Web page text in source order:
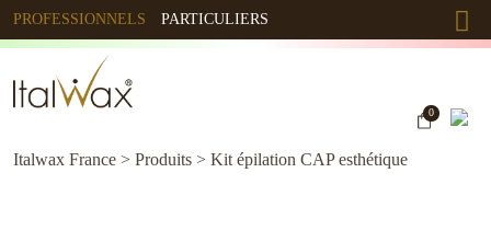
PROFESSIONNELS PARTICULIERS
0
Italwax France > Produits > Kit épilation CAP esthétique